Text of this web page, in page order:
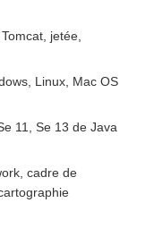
jetée,
Linux, Mac OS
11, Se 13 de Java
cadre de